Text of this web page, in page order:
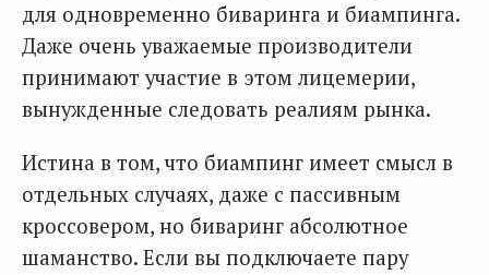
для одновременно биваринга и биампинга.
Даже очень уважаемые производители
принимают участие в этом лицемерии,
вынужденные следовать реалиям рынка.
Истина в том, что биампинг имеет смысл в
отдельных случаях, даже с пассивным
кроссовером, но биваринг абсолютное
шаманство. Если вы подключаете пару